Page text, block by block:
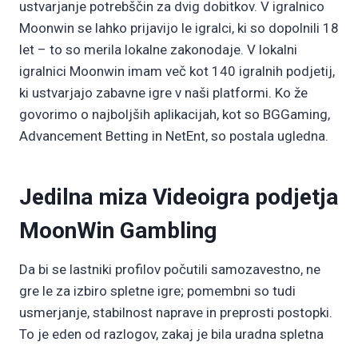
ustvarjanje potrebščin za dvig dobitkov. V igralnico
Moonwin se lahko prijavijo le igralci, ki so dopolnili 18
let – to so merila lokalne zakonodaje. V lokalni
igralnici Moonwin imam več kot 140 igralnih podjetij,
ki ustvarjajo zabavne igre v naši platformi. Ko že
govorimo o najboljših aplikacijah, kot so BGGaming,
Advancement Betting in NetEnt, so postala ugledna.
Jedilna miza Videoigra podjetja
MoonWin Gambling
Da bi se lastniki profilov počutili samozavestno, ne
gre le za izbiro spletne igre; pomembni so tudi
usmerjanje, stabilnost naprave in preprosti postopki.
To je eden od razlogov, zakaj je bila uradna spletna